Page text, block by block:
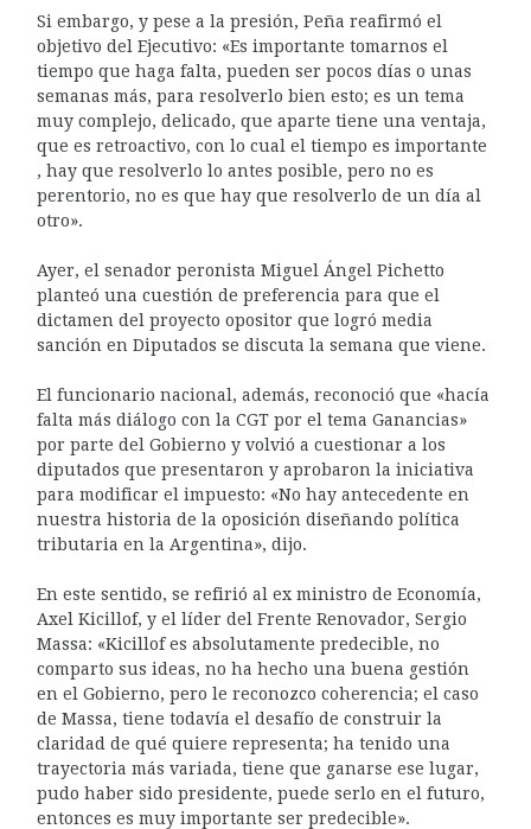
Si embargo, y pese a la presión, Peña reafirmó el
objetivo del Ejecutivo: «Es importante tomarnos el
tiempo que haga falta, pueden ser pocos días o unas
semanas más, para resolverlo bien esto; es un tema
muy complejo, delicado, que aparte tiene una ventaja,
que es retroactivo, con lo cual el tiempo es importante
, hay que resolverlo lo antes posible, pero no es
perentorio, no es que hay que resolverlo de un día al
otro».
Ayer, el senador peronista Miguel Ángel Pichetto
planteó una cuestión de preferencia para que el
dictamen del proyecto opositor que logró media
sanción en Diputados se discuta la semana que viene.
El funcionario nacional, además, reconoció que «hacía
falta más diálogo con la CGT por el tema Ganancias»
por parte del Gobierno y volvió a cuestionar a los
diputados que presentaron y aprobaron la iniciativa
para modificar el impuesto: «No hay antecedente en
nuestra historia de la oposición diseñando política
tributaria en la Argentina», dijo.
En este sentido, se refirió al ex ministro de Economía,
Axel Kicillof, y el líder del Frente Renovador, Sergio
Massa: «Kicillof es absolutamente predecible, no
comparto sus ideas, no ha hecho una buena gestión
en el Gobierno, pero le reconozco coherencia; el caso
de Massa, tiene todavía el desafío de construir la
claridad de qué quiere representa; ha tenido una
trayectoria más variada, tiene que ganarse ese lugar,
pudo haber sido presidente, puede serlo en el futuro,
entonces es muy importante ser predecible».